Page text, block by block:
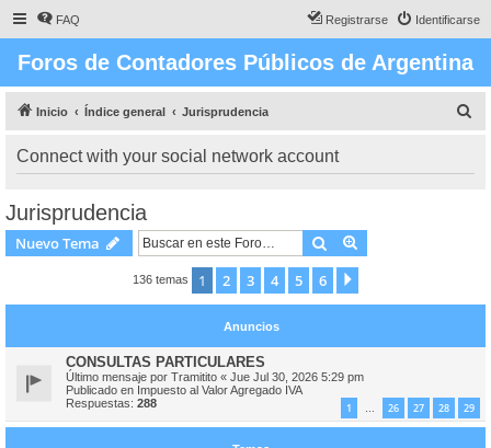
FAQ Identificarse
Registrarse
Foros de Contadores Públicos de Argentina
Inicio Índice general Jurisprudencia
Connect with your social network account
Jurisprudencia
Nuevo Tema Buscar
136 temas 1 2 3 4 5 6
Anuncios
CONSULTAS PARTICULARES
Último mensaje por Tramitito « Jue Jul 30, 2026 5:29 pm
Publicado en Impuesto al Valor Agregado IVA
Respuestas: 288 1 … 26 27 28 29